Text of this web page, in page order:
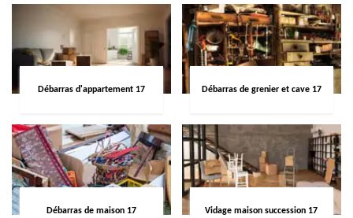
Débarras d'appartement 17 Débarras de grenier et cave 17
Débarras de maison 17 Vidage maison succession 17